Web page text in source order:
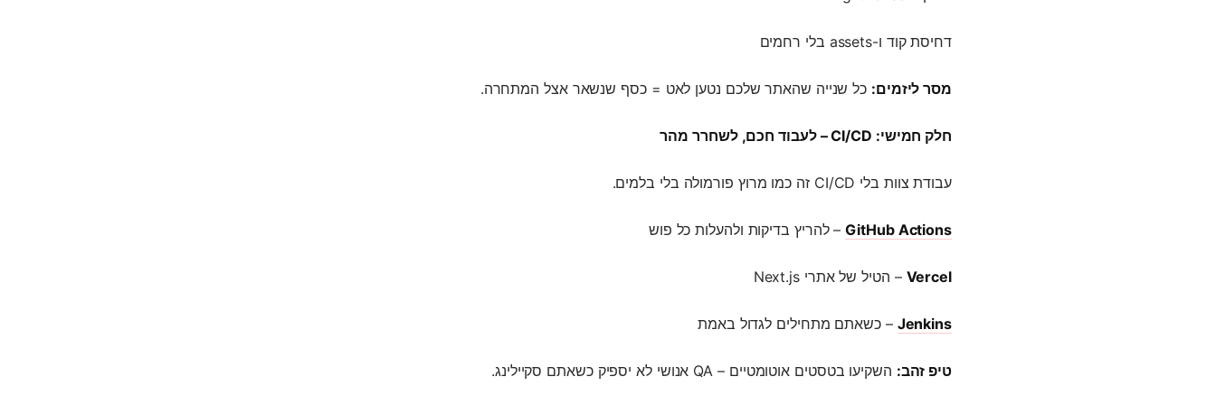
דחיסת קוד ו-assets בלי רחמים
מסר ליזמים: כל שנייה שהאתר שלכם נטען לאט = כסף שנשאר אצל המתחרה.
חלק חמישי: CI/CD – לעבוד חכם, לשחרר מהר
עבודת צוות בלי CI/CD זה כמו מרוץ פורמולה בלי בלמים.
GitHub Actions– להריץ בדיקות ולהעלות כל פוש
Vercel – הטיל של אתרי Next.js
Jenkins – כשאתם מתחילים לגדול באמת
טיפ זהב: השקיעו בטסטים אוטומטיים – QA אנושי לא יספיק כשאתם סקיילינג.